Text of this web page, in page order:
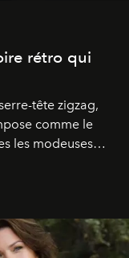
rétro qui
tête zigzag,
comme le
les modeuses